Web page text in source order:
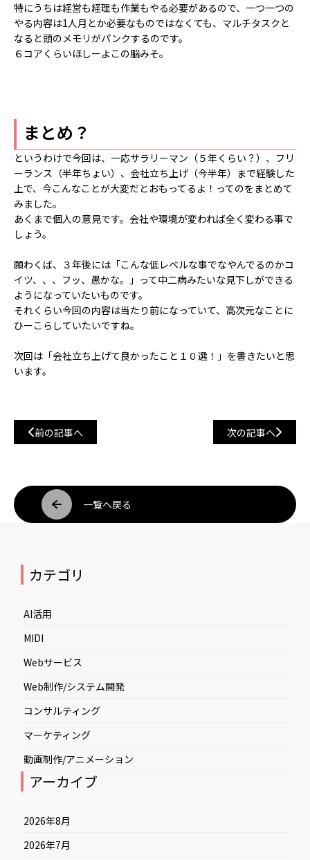
特にうちは経営も経理も作業もやる必要があるので、一つ一つの
やる内容は1人月とか必要なものではなくても、マルチタスクと
なると頭のメモリがパンクするのです。
６コアくらいほしーよこの脳みそ。
まとめ？
というわけで今回は、一応サラリーマン（５年くらい？）、フリ
ーランス（半年ちょい）、会社立ち上げ（今半年）まで経験した
上で、今こんなことが大変だとおもってるよ！ってのをまとめて
みました。
あくまで個人の意見です。会社や環境が変われば全く変わる事で
しょう。
願わくば、３年後には「こんな低レベルな事でなやんでるのかコ
イツ、、、フッ、愚かな。」って中二病みたいな見下しができる
ようになっていたいものです。
それくらい今回の内容は当たり前になっていて、高次元なことに
ひーこらしていたいですね。
次回は「会社立ち上げて良かったこと１０選！」を書きたいと思
います。
前の記事へ 次の記事へ
一覧へ戻る
カテゴリ
AI活用
MIDI
Webサービス
Web制作/システム開発
コンサルティング
マーケティング
動画制作/アニメーション
アーカイブ
2026年8月
2026年7月